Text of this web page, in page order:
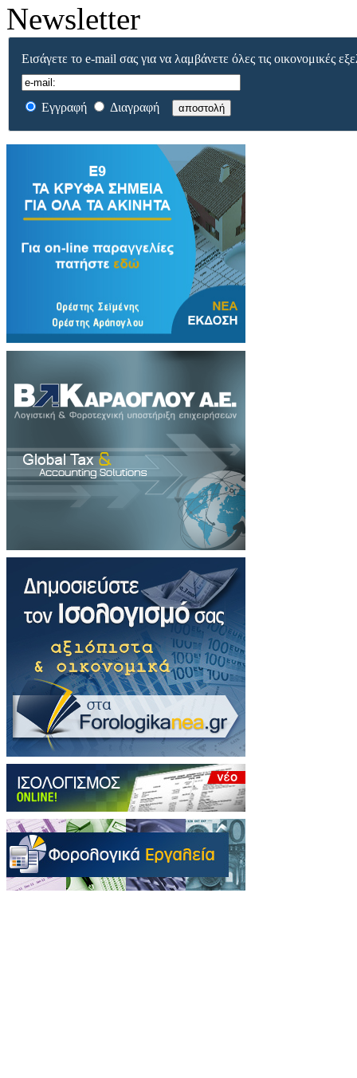
Newsletter
Εισάγετε το e-mail σας για να λαμβάνετε όλες τις οικονομικές
Εγγραφή Διαγραφή αποστολή